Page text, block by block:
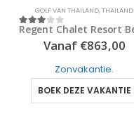
GOLF VAN THAILAND,THAILAND
3out of 5
Vanaf €863,00
Zonvakantie.
BOEK DEZE VAKANTIE